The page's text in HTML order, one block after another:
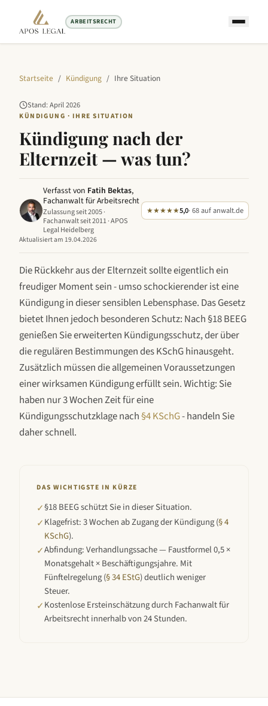
ARBEITSRECHT
Startseite / Kündigung / Ihre Situation
Stand:April2026
KÜNDIGUNG · IHRE SITUATION
Kündigung nach der
Elternzeit — was tun?
Verfasst von Fatih Bektas,
Fachanwalt für Arbeitsrecht
Zulassung seit 2005 ·
Fachanwalt seit 2011 · APOS
Legal Heidelberg
★★★★★5,0· 68 auf anwalt.de
Aktualisiert am 19.04.2026
Die Rückkehr aus der Elternzeit sollte eigentlich ein
freudiger Moment sein - umso schockierender ist eine
Kündigung in dieser sensiblen Lebensphase. Das Gesetz
bietet Ihnen jedoch besonderen Schutz: Nach §18 BEEG
genießen Sie erweiterten Kündigungsschutz, der über
die regulären Bestimmungen des KSchG hinausgeht.
Zusätzlich müssen die allgemeinen Voraussetzungen
einer wirksamen Kündigung erfüllt sein. Wichtig: Sie
haben nur 3 Wochen Zeit für eine
Kündigungsschutzklage nach§4 KSchG- handeln Sie
daher schnell.
DAS WICHTIGSTE IN KÜRZE
✓§18 BEEG schützt Sie in dieser Situation.
✓Klagefrist: 3 Wochen ab Zugang der Kündigung (§ 4
KSchG).
✓Abfindung: Verhandlungssache — Faustformel 0,5 ×
Monatsgehalt × Beschäftigungsjahre. Mit
Fünftelregelung (§ 34 EStG) deutlich weniger
Steuer.
✓Kostenlose Ersteinschätzung durch Fachanwalt für
Arbeitsrecht innerhalb von 24 Stunden.